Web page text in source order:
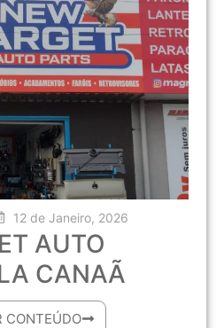
12 de Janeiro, 2026
AUTO
CANAÃ
CONTEÚDO